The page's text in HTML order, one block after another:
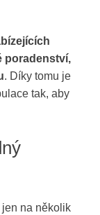
poradenství,
. Díky tomu je
tak, aby
na několik